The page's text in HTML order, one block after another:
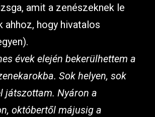
amit a zenészeknek le
ahhoz, hogy hivatalos
évek elején bekerülhettem a
Sok helyen, sok
játszottam. Nyáron a
októbertől májusig a